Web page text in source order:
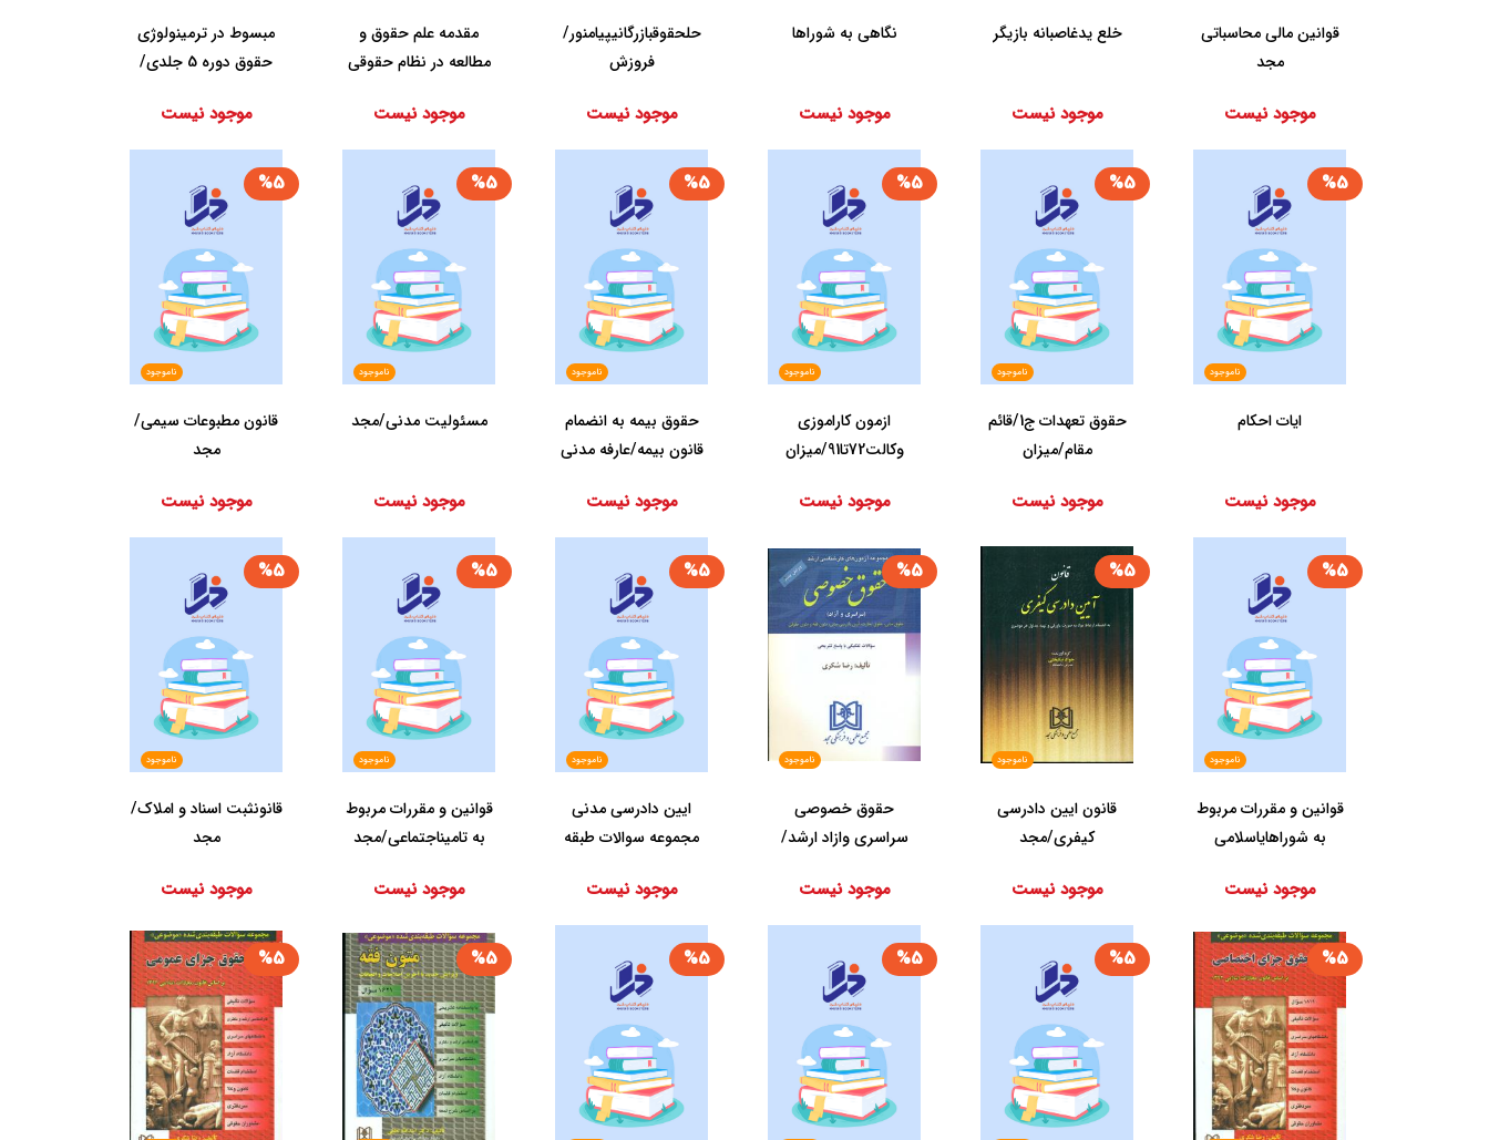
قوانین‏ مالی‏ محاسباتی‏
مجد
موجود نیست
خلع‏ یدغاصبانه‏ بازیگر
موجود نیست
نگاهی‏ به‏ شوراها
موجود نیست
حل‏حقوق‏بازرگانی‏پیام‏نور/
فروزش‏
موجود نیست
مقدمه ‏علم ‏حقوق ‏و
مطالعه ‏در نظام ‏حقوقی
موجود نیست
مبسوط در ترمینولوژی
‏حقوق ‏دوره ‏5 جلدی‏/
موجود نیست
%5
ناموجود
ایات‏ احکام‏
موجود نیست
%5
ناموجود
حقوق تعهدات ج1/قائم
مقام/میزان
موجود نیست
%5
ناموجود
ازمون‏ کاراموزی‏
وکالت‏72تا91/میزان
موجود نیست
%5
ناموجود
حقوق ‏بیمه‏ به ‏انضمام
‏قانون ‏بیمه/عارفه مدنی
موجود نیست
%5
ناموجود
مسئولیت‏ مدنی‏/مجد
موجود نیست
%5
ناموجود
قانون مطبوعات سیمی/
مجد
موجود نیست
%5
ناموجود
قوانین و مقررات مربوط
به‏ شوراهای‏اسلامی‏
موجود نیست
%5
ناموجود
قانون ‏ایین‏ دادرسی‏
کیفری‏/مجد
موجود نیست
%5
ناموجود
حقوق‏ خصوصی‏
سراسری وازاد ارشد/
موجود نیست
%5
ناموجود
‏ایین‏ دادرسی ‏مدنی‏
مجموعه سوالات طبقه
موجود نیست
%5
ناموجود
قوانین و مقررات مربوط
به‏ تامین‏اجتماعی‏/مجد
موجود نیست
%5
ناموجود
قانون‏ثبت اسناد و املاک‏/
مجد
موجود نیست
%5
%5
%5
%5
%5
%5